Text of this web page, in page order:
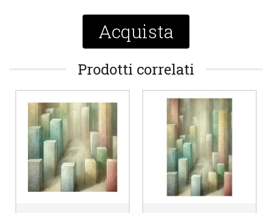
Acquista
Prodotti correlati